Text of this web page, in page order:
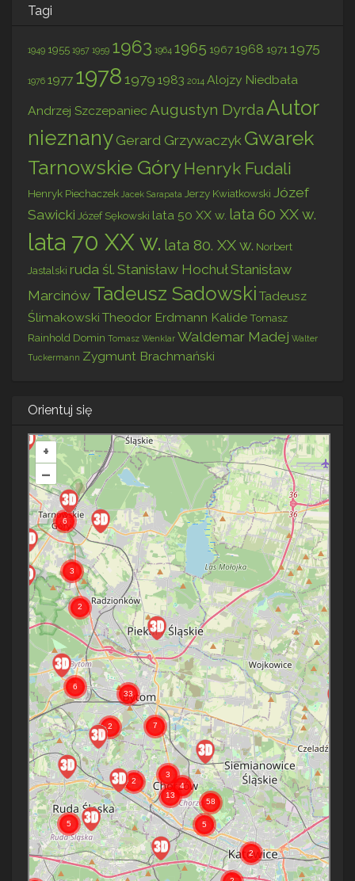
Tagi
1949 1955 1957 1959 1963 1964 1965 19671968 19711975
1976 1977 1978 1979 1983 2014 Alojzy Niedbała
Andrzej Szczepaniec Augustyn DyrdaAutor
nieznany Gerard Grzywaczyk Gwarek
Tarnowskie GóryHenryk Fudali
Henryk Piechaczek Jacek Sarapata Jerzy Kwiatkowski Józef
Sawicki Józef Sękowski lata 50 XX w. lata 60 XX w.
lata 70 XX w. lata 80. XX w. Norbert
Jastalski ruda śl. Stanisław HochułStanisław
Marcinów Tadeusz Sadowski Tadeusz
Ślimakowski Theodor Erdmann KalideTomasz
Rainhold Domin Tomasz Wenklar Waldemar Madej Walter
Tuckermann Zygmunt Brachmański
Orientuj się
+
–